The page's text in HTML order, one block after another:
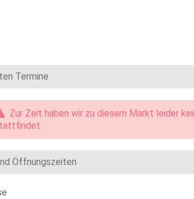
Termine
Zur Zeit haben wir zu diesem Markt leider
Öffnungszeiten